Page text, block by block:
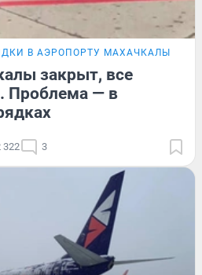
В АЭРОПОРТУ МАХАЧКАЛЫ
закрыт, все
Проблема — в
322 3